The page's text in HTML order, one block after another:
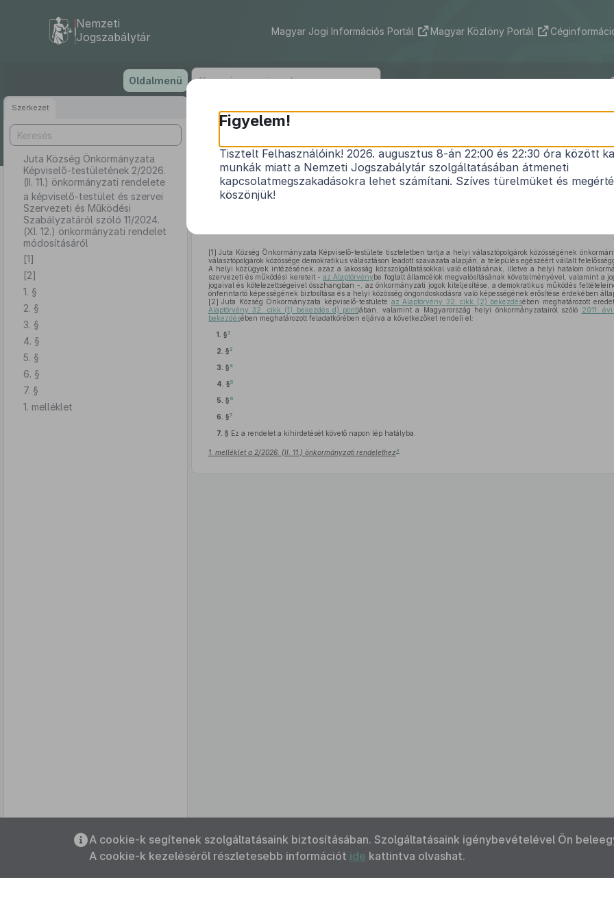
tartalomra
Nemzeti
Jogszabálytár
Magyar Jogi Információs Portál Magyar Közlöny Portál
Oldalmenü
Szerkezet
Juta Község Önkormányzata
Képviselő-testületének 2/2026.
(II. 11.) önkormányzati rendelete
a képviselő-testület és szervei
Szervezeti és Működési
Szabályzatáról szóló 11/2024.
(XI. 12.) önkormányzati rendelet
módosításáról
[1]
[2]
1. §
2. §
3. §
4. §
5. §
6. §
7. §
1. melléklet
Az oldalmenübe visszatéréshez
ALT + S billentyűket.
Juta Község Önkormányzata Képviselő-
a képviselő-testület és szervei Szervezeti és Működési
[1] Juta Község Önkormányzata Képviselő-testülete tiszteletben tartja a helyi választópolgárok közösségének
választópolgárok közössége demokratikus választáson leadott szavazata alapján, a település egészéért vállalt
A helyi közügyek intézésének, azaz a lakosság közszolgáltatásokkal való ellátásának, illetve a helyi hatalom
szervezeti és működési kereteit -az Alaptörvénybe foglalt államcélok megvalósításának követelményével, valamint a
jogaival és kötelezettségeivel összhangban -, az önkormányzati jogok kiteljesítése, a demokratikus működés
önfenntartó képességének biztosítása és a helyi közösség öngondoskodásra való képességének erősítése érdekében
[2] Juta Község Önkormányzata képviselő-testülete az Alaptörvény 32. cikk (2) bekezdésében meghatározott
Alaptörvény 32. cikk (1) bekezdés d) pontjában, valamint a Magyarország helyi önkormányzatairól szóló 2011.
bekezdésében meghatározott feladatkörében eljárva a következőket rendeli el:
1. §2
2. §3
3. §4
4. §5
5. § 6
6. §7
7. § Ez a rendelet a kihirdetését követő napon lép hatályba.
1. melléklet a 2/2026. (II. 11.) önkormányzati rendelethez8
A cookie-k segítenek szolgáltatásaink biztosításában. Szolgáltatásaink igénybevételével Ön
A cookie-k kezeléséről részletesebb információt ide kattintva olvashat.
Figyelem!
Tisztelt Felhasználóink! 2026. augusztus 8-án 22:00 és 22:30 óra között
munkák miatt a Nemzeti Jogszabálytár szolgáltatásában átmeneti
kapcsolatmegszakadásokra lehet számítani. Szíves türelmüket és
köszönjük!